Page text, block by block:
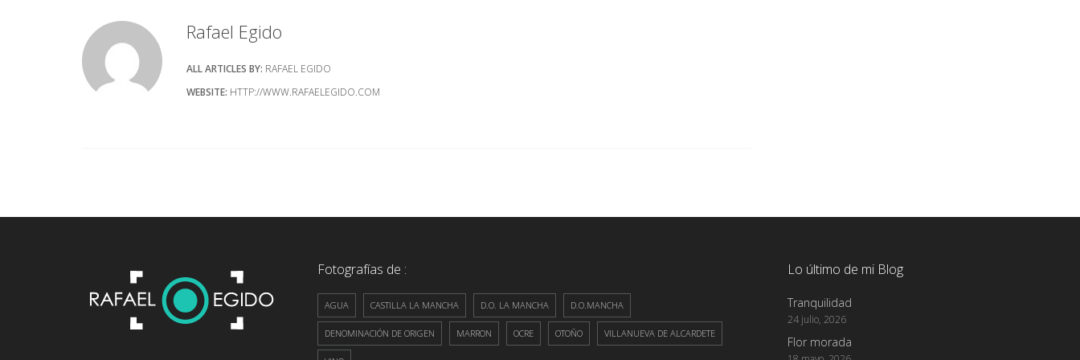
Rafael Egido
ALL ARTICLES BY: RAFAEL EGIDO
WEBSITE: HTTP://WWW.RAFAELEGIDO.COM
Fotografías de :
AGUA CASTILLA LA MANCHA D.O. LA MANCHA D.O.MANCHA
DENOMINACIÓN DE ORIGEN MARRON OCRE OTOÑO VILLANUEVA DE ALCARDETE
Lo último de mi Blog
Tranquilidad
24 julio, 2026
Flor morada